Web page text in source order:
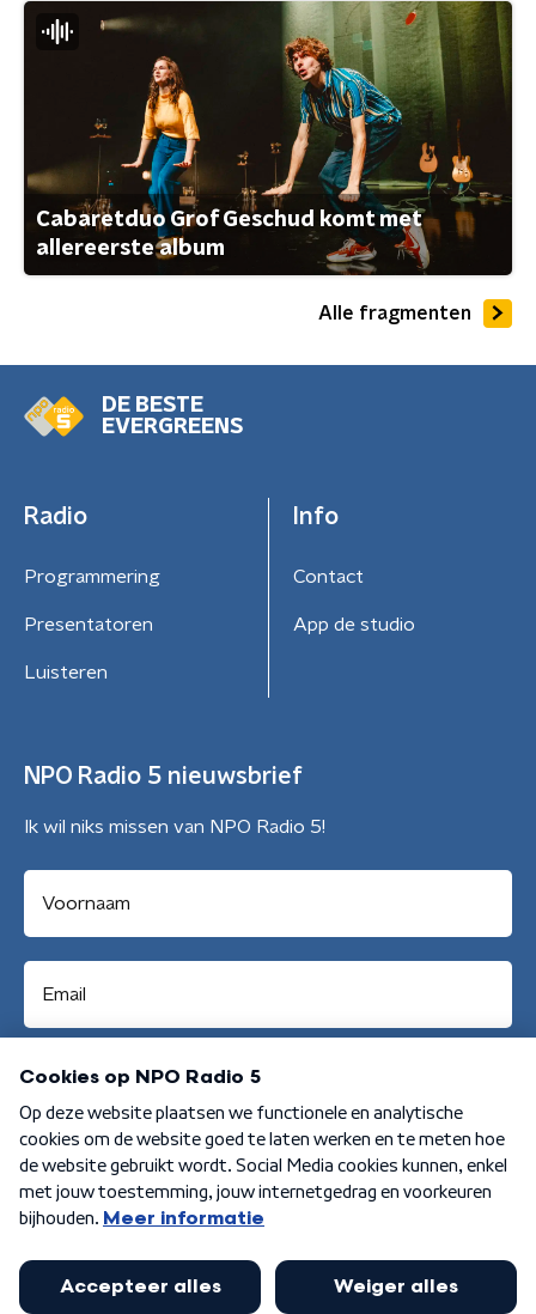
Cabaretduo Grof Geschud komt met
allereerste album
Alle fragmenten
DE BESTE
EVERGREENS
Radio
Programmering
Presentatoren
Luisteren
Info
Contact
App de studio
NPO Radio 5 nieuwsbrief
Ik wil niks missen van NPO Radio 5!
Aanmelden
Algemene voorwaarden